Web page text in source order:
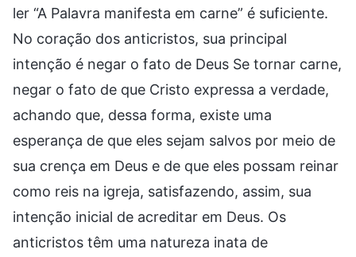
ler “A Palavra manifesta em carne” é suficiente.
No coração dos anticristos, sua principal
intenção é negar o fato de Deus Se tornar carne,
negar o fato de que Cristo expressa a verdade,
achando que, dessa forma, existe uma
esperança de que eles sejam salvos por meio de
sua crença em Deus e de que eles possam reinar
como reis na igreja, satisfazendo, assim, sua
intenção inicial de acreditar em Deus. Os
anticristos têm uma natureza inata de